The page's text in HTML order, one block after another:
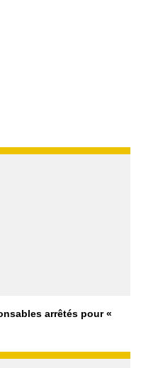
arrêtés pour «